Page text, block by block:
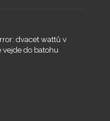
dvacet wattů v
vejde do batohu